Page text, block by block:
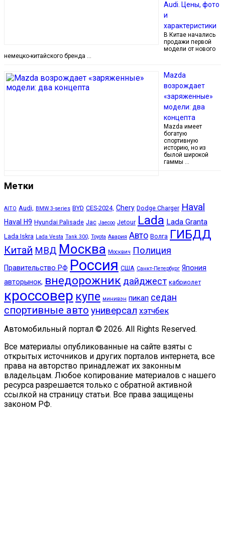
Audi. Цены, фото
и
характеристики
В Китае начались
продажи первой
модели от нового
немецко-китайского бренда …
Mazda
возрождает
«заряженные»
модели: два
концепта
Mazda имеет
богатую
спортивную
историю, но из
былой широкой
гаммы …
Метки
AITO Audi, BMW 3-series BYD CES-2024, Chery Dodge Charger Haval
Haval H9 Hyundai Palisade Jac Jaecoo Jetour Lada Lada Granta
Lada Iskra Lada Vesta Tank 300, Toyota Авария Авто Волга ГИБДД
Китай МВД Москва Москвич Полиция
Правительство РФ Россия США Санкт-Петербург Япония
авторынок, внедорожник дайджест кабриолет
кроссовер купе минивэн пикап седан
спортивные авто универсал хэтчбек
Автомобильный портал © 2026. All Rights Reserved.
Все материалы опубликованные на сайте взяты с
открытых источников и других порталов интернета, все
права на авторство принадлежат их законным
владельцам. Любое копирование материалов с нашего
ресурса разрешается только с обратной активной
ссылкой на страницу статьи. Все права защищены
законом РФ.